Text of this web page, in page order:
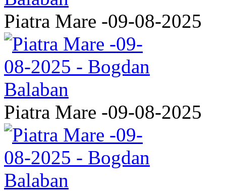
Piatra Mare -09-08-2025
Piatra Mare -09-08-2025